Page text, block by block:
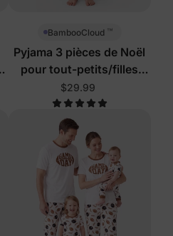
BambooCloud ™
Pyjama 3 pièces de Noël
pour tout-petits/filles
avec chiens Père Noël
$29.99